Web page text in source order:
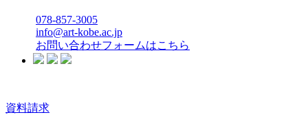
078-857-3005
info@art-kobe.ac.jp
お問い合わせフォームはこちら
資料請求